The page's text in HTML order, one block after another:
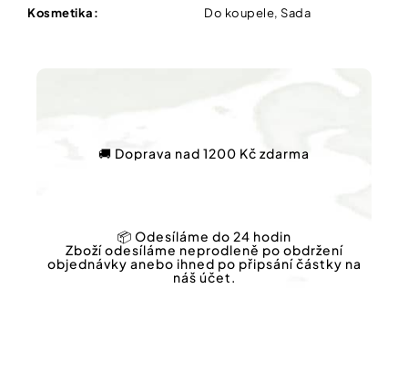
Měna
(CZK)
Kosmetika: Do koupele, Sada
🚚 Doprava nad 1200 Kč zdarma
📦 Odesíláme do 24 hodin
Zboží odesíláme neprodleně po obdržení
objednávky anebo ihned po připsání částky na
náš účet.